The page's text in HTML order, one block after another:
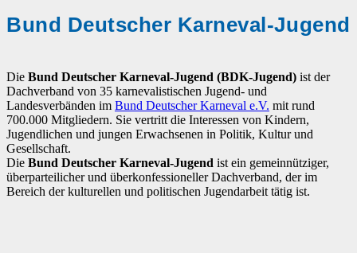
Bund Deutscher Karneval-Jugend
Die Bund Deutscher Karneval-Jugend (BDK-Jugend) ist der
Dachverband von 35 karnevalistischen Jugend- und
Landesverbänden im Bund Deutscher Karneval e.V. mit rund
700.000 Mitgliedern. Sie vertritt die Interessen von Kindern,
Jugendlichen und jungen Erwachsenen in Politik, Kultur und
Gesellschaft.
Die Bund Deutscher Karneval-Jugend ist ein gemeinnütziger,
überparteilicher und überkonfessioneller Dachverband, der im
Bereich der kulturellen und politischen Jugendarbeit tätig ist.